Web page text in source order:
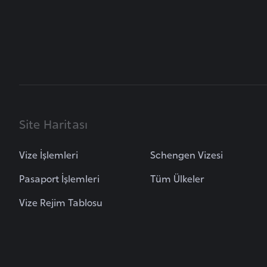
Site Haritası
Vize İşlemleri
Pasaport İşlemleri
Vize Rejim Tablosu
Schengen Vizesi
Tüm Ülkeler
i
t
n